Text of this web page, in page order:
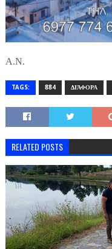
A.N.
TAGS: 884 ΔΙΆΦΟΡΑ
RELATED POSTS